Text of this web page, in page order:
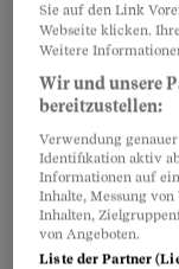
geschenkt.
Doch was für
kann für die
Viele Eltern
Wohnung
aber
solange sie
Sie auf den Link
Webseite klicken.
Weitere
Wir und unsere
bereitzustellen:
Verwendung
Identifikation aktiv
Informationen auf
Inhalte, Messung
Inhalten,
von Angeboten.
Liste der Partner